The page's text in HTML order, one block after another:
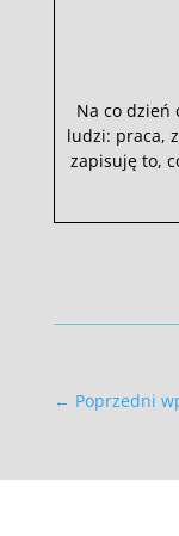
Na co dzień
ludzi: praca,
zapisuję to,
← Poprzedni